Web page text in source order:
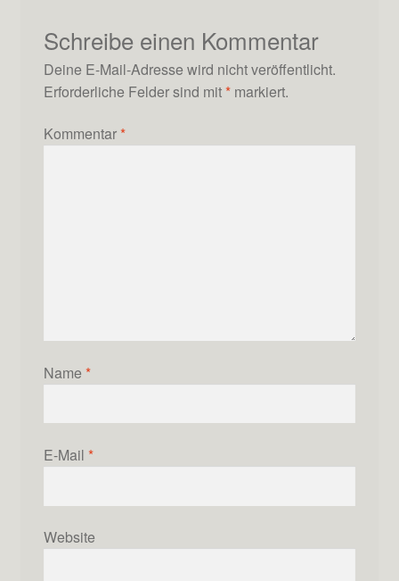
Schreibe einen Kommentar
Deine E-Mail-Adresse wird nicht veröffentlicht.
Erforderliche Felder sind mit *markiert.
Kommentar *
Name *
E-Mail *
Website